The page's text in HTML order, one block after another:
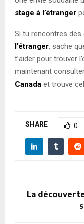
stage à l’étranger
Si tu rencontres
l’étranger, sache
t’aider pour trouver
maintenant
Canada et trouve
SHARE 0
La